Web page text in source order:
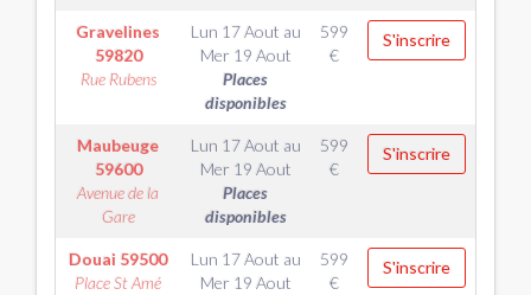
Gravelines
59820
Rue Rubens
Lun 17 Aout au
Mer 19 Aout
Places
disponibles
599
€
S'inscrire
Maubeuge
59600
Avenue de la
Gare
Lun 17 Aout au
Mer 19 Aout
Places
disponibles
599
€
S'inscrire
Douai 59500
Place St Amé
Lun 17 Aout au
Mer 19 Aout
599
€
S'inscrire